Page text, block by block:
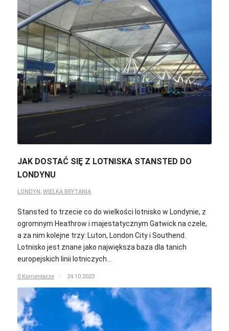
JAK DOSTAĆ SIĘ Z LOTNISKA STANSTED DO
LONDYNU
LONDYN WIELKA BRYTANIA
Stansted to trzecie co do wielkości lotnisko w Londynie, z
ogromnym Heathrow i majestatycznym Gatwick na czele,
a za nim kolejne trzy: Luton, London City i Southend.
Lotnisko jest znane jako największa baza dla tanich
europejskich linii lotniczych…
0 Komentarze / 24.10.2023